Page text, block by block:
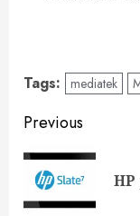
Tags: mediatek
Post
navigation
Previous